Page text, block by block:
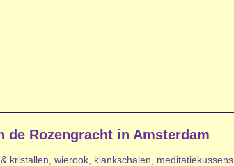
de Rozengracht in Amsterdam
kristallen, wierook, klankschalen, meditatiekussens,